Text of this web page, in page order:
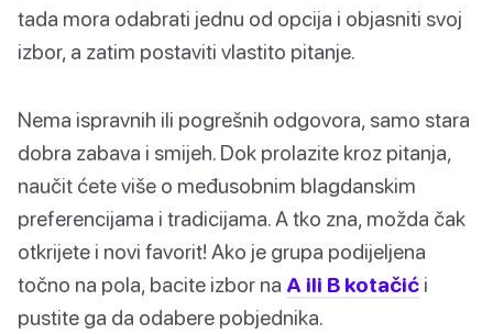
tada mora odabrati jednu od opcija i objasniti svoj
izbor, a zatim postaviti vlastito pitanje.
Nema ispravnih ili pogrešnih odgovora, samo stara
dobra zabava i smijeh. Dok prolazite kroz pitanja,
naučit ćete više o međusobnim blagdanskim
preferencijama i tradicijama. A tko zna, možda čak
otkrijete i novi favorit! Ako je grupa podijeljena
točno na pola, bacite izbor na A ili B kotačić i
pustite ga da odabere pobjednika.